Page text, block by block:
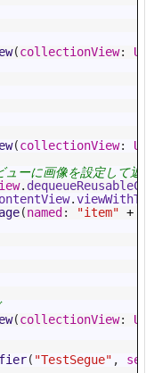
(collectionView:
(collectionView:
ーに画像を設定して返
.
.
(named : "item" +
(collectionView:
( "TestSegue" ,